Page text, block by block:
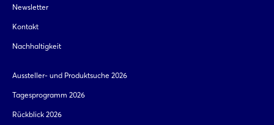
Newsletter
Kontakt
Nachhaltigkeit
Aussteller- und Produktsuche 2026
Tagesprogramm 2026
Rückblick 2026